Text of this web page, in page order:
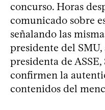
concurso. Horas
comunicado sobre
señalando las
presidente del SMU,
presidenta de ASSE,
confirmen la
contenidos del